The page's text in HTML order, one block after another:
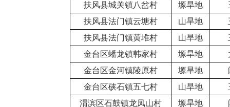
扶风县城关镇八岔村 塬旱地
扶风县法门镇云塘村
山旱地
扶风县法门镇黄堆村
山旱地
金台区蟠龙镇韩家村
塬旱地
金台区金河镇陵原村
塬旱地
金台区硖石镇五七村
山旱地
渭滨区石鼓镇龙凤山村
塬旱地